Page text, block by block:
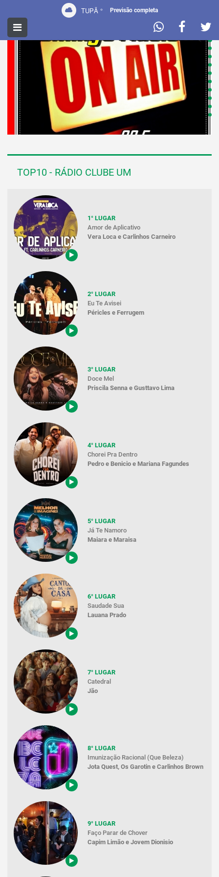
TUPÃ ° Previsão completa
TOP10 - RÁDIO CLUBE UM
1° LUGAR
Amor de Aplicativo
Vera Loca e Carlinhos Carneiro
2° LUGAR
Eu Te Avisei
Péricles e Ferrugem
3° LUGAR
Doce Mel
Priscila Senna e Gusttavo Lima
4° LUGAR
Chorei Pra Dentro
Pedro e Benicio e Mariana Fagundes
5° LUGAR
Já Te Namoro
Maiara e Maraisa
6° LUGAR
Saudade Sua
Lauana Prado
7° LUGAR
Catedral
Jão
8° LUGAR
Imunização Racional (Que Beleza)
Jota Quest, Os Garotin e Carlinhos Brown
9° LUGAR
Faço Parar de Chover
Capim Limão e Jovem Dionisio